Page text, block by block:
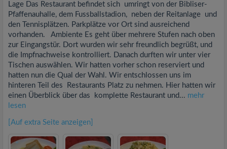
Lage Das Restaurant befindet sich umringt von der Bibliser-
Pfaffenauhalle, dem Fussballstadion, neben der Reitanlage und
den Tennisplätzen. Parkplätze vor Ort sind ausreichend
vorhanden. Ambiente Es geht über mehrere Stufen nach oben
zur Eingangstür. Dort wurden wir sehr freundlich begrüßt, und
die Impfnachweise kontrolliert. Danach durften wir unter vier
Tischen auswählen. Wir hatten vorher schon reserviert und
hatten nun die Qual der Wahl. Wir entschlossen uns im
hinteren Teil des Restaurants Platz zu nehmen. Hier hatten wir
einen Überblick über das komplette Restaurant und... mehr
lesen
[Auf extra Seite anzeigen]